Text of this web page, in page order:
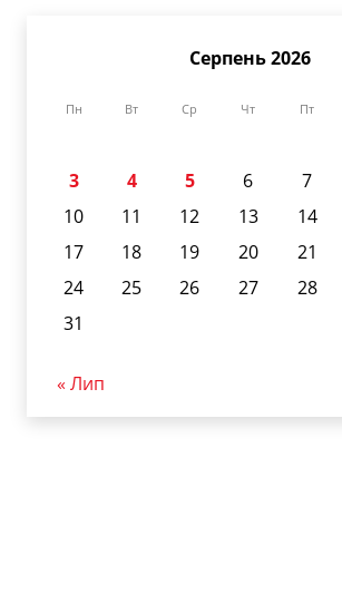
Серпень 2026
Пн Вт Ср Чт Пт
3
4 5 6 7
10
11 12 13 14
17
18 19 20 21
24
25 26 27 28
31
« Лип